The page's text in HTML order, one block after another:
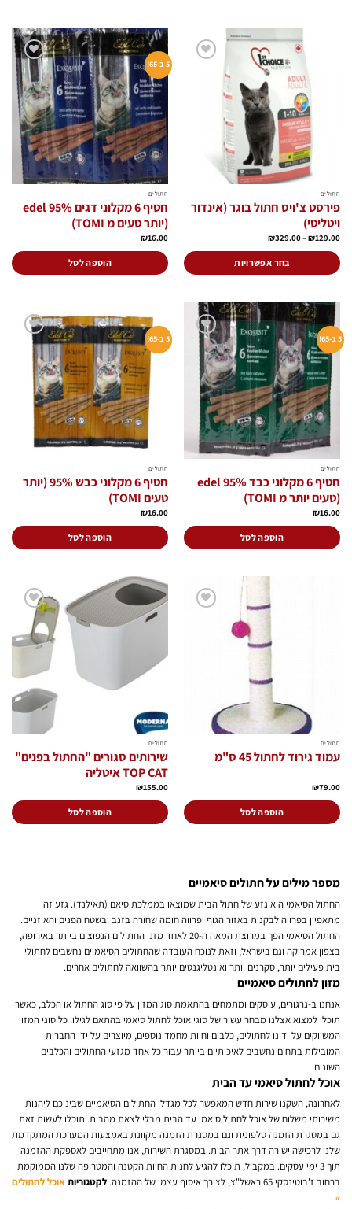
יש
מספר
סוגים.
ניתן
לבחור
האפשרויות
בעמוד
המוצר
חתולים
פירסט צ'ויס חתול בוגר (אינדור
ויטליטי)
₪129.00
–
₪329.00 טווח
מחירים:
⁦₪129.00⁩
עד
⁦₪329.00⁩
בחר אפשרויות
יש
מספר
סוגים.
ניתן
לבחור
את
האפשרויות
בעמוד
המוצר
5 ב-65!
הוסף
לרשימת
המשאלות
חתולים
חטיף 6 מקלוני דגים 95% edel
(יותר טעים מ TOMI)
₪16.00
הוספה לסל
5 ב-65!
הוסף
לרשימת
המשאלות
חתולים
חטיף 6 מקלוני כבד 95% edel
(טעים יותר מ TOMI)
₪16.00
הוספה לסל
5 ב-65!
הוסף
לרשימת
המשאלות
חתולים
חטיף 6 מקלוני כבש 95% (יותר
טעים TOMI)
₪16.00
הוספה לסל
חתולים
עמוד גירוד לחתול 45 ס"מ
₪79.00
הוספה לסל
הוסף
לרשימת
המשאלות
חתולים
שירותים סגורים "החתול בפנים"
TOP CAT איטליה
₪155.00
הוספה לסל
מספר מילים על חתולים סיאמיים
החתול הסיאמי הוא גזע של חתול הבית שמוצאו בממלכת סיאם (תאילנד). גזע זה
מתאפיין בפרווה לבקנית באזור הגוף ופרווה חומה שחורה בזנב ובשטח הפנים והאוזניים.
החתול הסיאמי הפך במרוצת המאה ה-20 לאחד מזני החתולים הנפוצים ביותר באירופה,
בצפון אמריקה וגם בישראל, וזאת לנוכח העובדה שהחתולים הסיאמיים נחשבים לחתולי
בית פעילים יותר, סקרנים יותר ואינטליגנטים יותר בהשוואה לחתולים אחרים.
מזון לחתולים סיאמיים
אנחנו ב-גרגורים, עוסקים ומתמחים בהתאמת סוג המזון על פי סוג החתול או הכלב, כאשר
תוכלו למצוא אצלנו מבחר עשיר של סוגי אוכל לחתול סיאמי בהתאם לגילו. כל סוגי המזון
המשווקים על ידינו לחתולים, כלבים וחיות מחמד נוספים, מיוצרים על ידי החברות
המובילות בתחום נחשבים לאיכותיים ביותר עבור כל אחד מגזעי החתולים והכלבים
השונים.
אוכל לחתול סיאמי עד הבית
לאחרונה, השקנו שירות חדש המאפשר לכל מגדלי החתולים הסיאמיים שביניכם ליהנות
משירותי משלוח של אוכל לחתול סיאמי עד הבית מבלי לצאת מהבית. תוכלו לעשות זאת
גם במסגרת הזמנה טלפונית וגם במסגרת הזמנה מקוונת באמצעות המערכת המתקדמת
שלנו לרכישה ישירה דרך אתר הבית. במסגרת השירות, אנו מתחייבים לאספקת ההזמנה
תוך 3 ימי עסקים. במקביל, תוכלו להגיע לחנות החיות הקטנה והמטריפה שלנו הממוקמת
ברחוב ז'בוטינסקי 65 ראשל"צ, לצורך איסוף עצמי של ההזמנה.
לקטגוריותאוכל לחתולים
»